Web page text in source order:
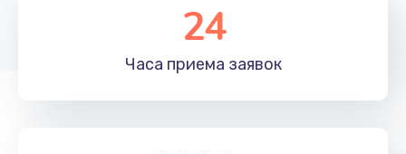
24
Часа приема заявок